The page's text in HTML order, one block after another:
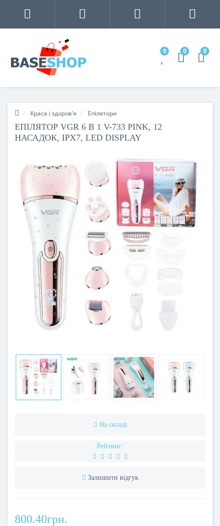
0 0 0
Краса і здоров'я Епілятори
ЕПІЛЯТОР VGR 6 В 1 V-733 PINK, 12
НАСАДОК, IPX7, LED DISPLAY
На складі
Рейтинг:
Залишити відгук
800.40грн.